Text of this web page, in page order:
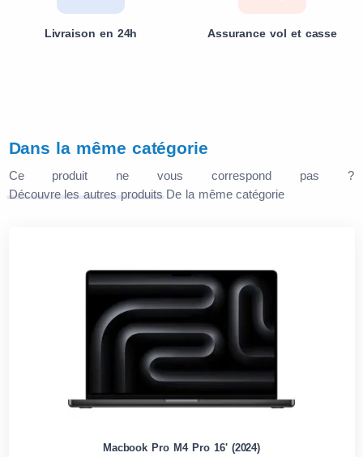
Livraison en 24h Assurance vol et casse
Dans la même catégorie
Ce produit ne vous correspond pas ?
Découvre les autres produits De la même catégorie
Macbook Pro M4 Pro 16' (2024)